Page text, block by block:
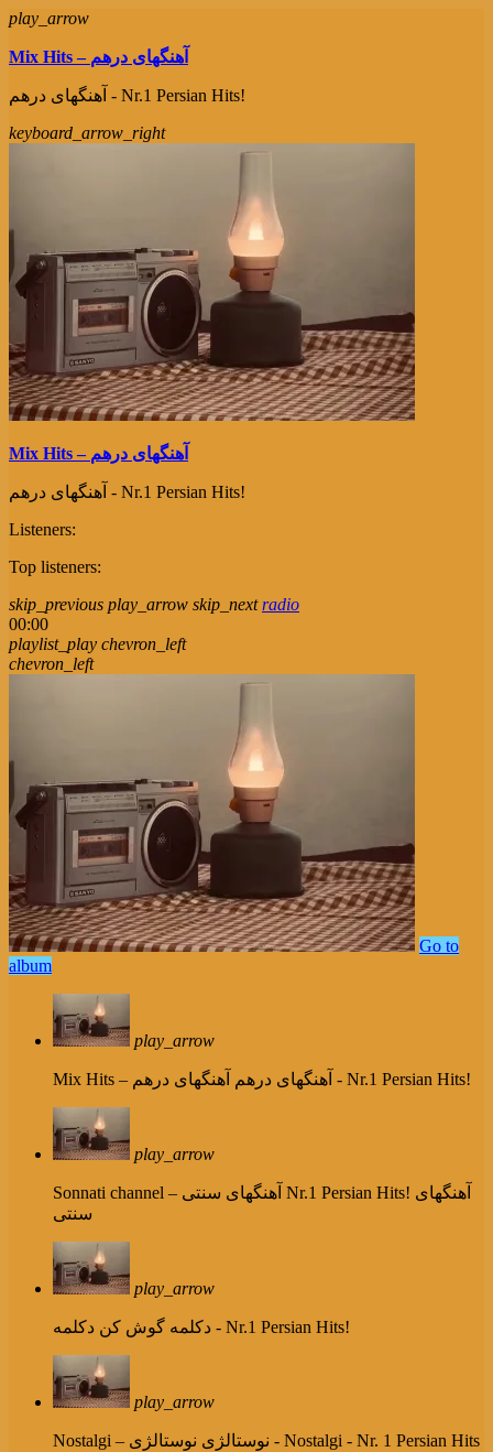
play_arrow
Mix Hits – آهنگهای درهم
آهنگهای درهم - Nr.1 Persian Hits!
keyboard_arrow_right
Mix Hits – آهنگهای درهم
آهنگهای درهم - Nr.1 Persian Hits!
Listeners:
Top listeners:
skip_previous play_arrow skip_next radio
00:00
playlist_play chevron_left
chevron_left
Go to
album
play_arrow
Mix Hits – آهنگهای درهم آهنگهای درهم - Nr.1 Persian Hits!
play_arrow
Sonnati channel – آهنگهای سنتی Nr.1 Persian Hits! آهنگهای
سنتی
play_arrow
دکلمه گوش کن دکلمه - Nr.1 Persian Hits!
play_arrow
Nostalgi – نوستالژی نوستالژی - Nostalgi - Nr. 1 Persian Hits